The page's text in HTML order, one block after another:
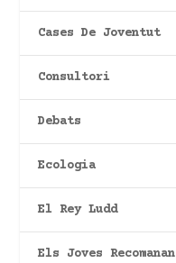
Cases De Joventut
Consultori
Debats
Ecologia
El Rey Ludd
Els Joves Recomanan